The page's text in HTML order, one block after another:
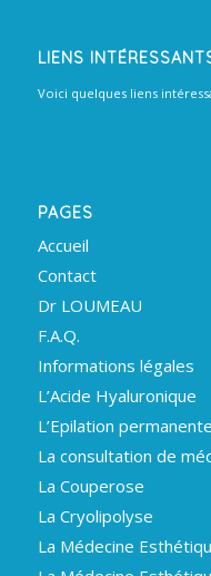
LIENS
Voici quelques liens
PAGES
Accueil
Contact
Dr LOUMEAU
F.A.Q.
Informations légales
L’Acide Hyaluronique
L’Epilation
La consultation de
La Couperose
La Cryolipolyse
La Médecine